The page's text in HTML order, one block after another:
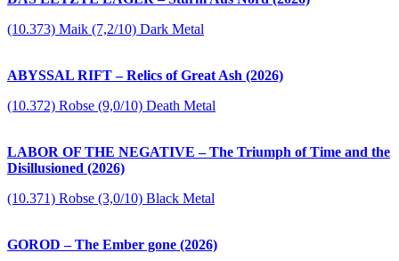
(10.373) Maik (7,2/10) Dark Metal
ABYSSAL RIFT – Relics of Great Ash (2026)
(10.372) Robse (9,0/10) Death Metal
LABOR OF THE NEGATIVE – The Triumph of Time and the
Disillusioned (2026)
(10.371) Robse (3,0/10) Black Metal
GOROD – The Ember gone (2026)